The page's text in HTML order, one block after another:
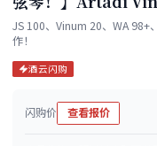
JS 100、Vinum 20、WA 98+
作！
酒云闪购
闪购价 查看报价